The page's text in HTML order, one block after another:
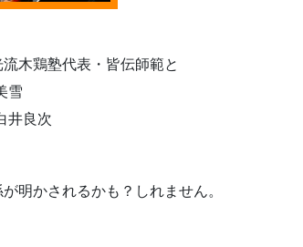
木鶏塾代表・皆伝師範と
雪
井良次
明かされるかも？しれません。